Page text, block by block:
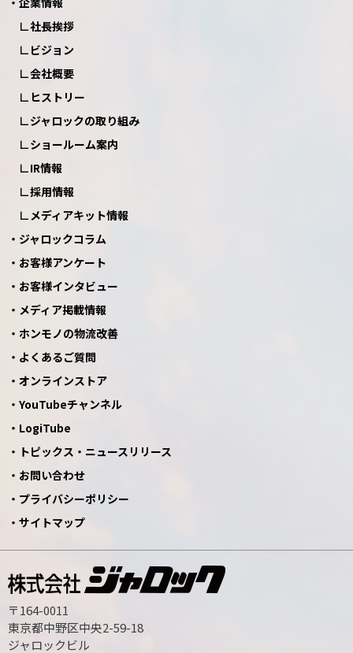
社長挨拶
ビジョン
会社概要
ヒストリー
ジャロックの取り組み
ショールーム案内
IR情報
採用情報
メディアキット情報
ジャロックコラム
お客様アンケート
お客様インタビュー
メディア掲載情報
ホンモノの物流改善
よくあるご質問
オンラインストア
YouTubeチャンネル
LogiTube
トピックス・ニュースリリース
お問い合わせ
プライバシーポリシー
サイトマップ
〒164-0011
東京都中野区中央2-59-18
ジャロックビル